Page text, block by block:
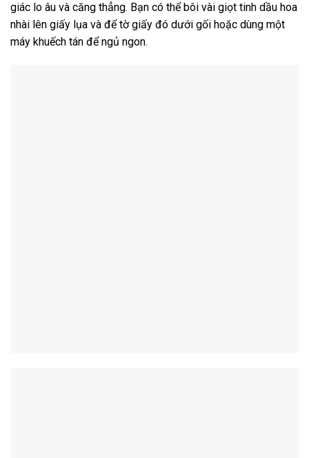
giác lo âu và căng thẳng. Bạn có thể bôi vài giọt tinh dầu hoa
nhài lên giấy lụa và để tờ giấy đó dưới gối hoặc dùng một
máy khuếch tán để ngủ ngon.